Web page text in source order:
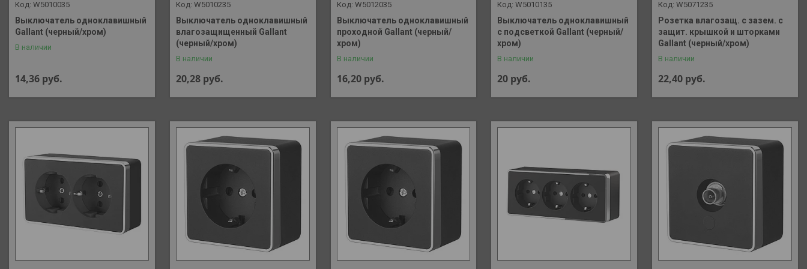
W5010035
Выключатель одноклавишный
Gallant (черный/хром)
В наличии
14,36 руб.
W5010235
Выключатель одноклавишный
влагозащищенный Gallant
(черный/хром)
В наличии
20,28 руб.
W5012035
Выключатель одноклавишный
проходной Gallant (черный/
хром)
В наличии
16,20 руб.
W5010135
Выключатель одноклавишный
с подсветкой Gallant (черный/
хром)
В наличии
20 руб.
W5071235
Розетка влагозащ. с зазем. с
защит. крышкой и шторками
Gallant (черный/хром)
В наличии
22,40 руб.